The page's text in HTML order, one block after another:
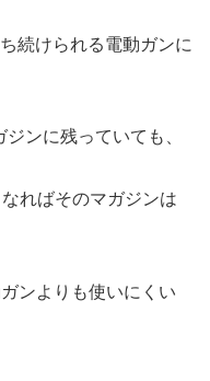
続けられる電動ガンに
ンに残っていても、
ればそのマガジンは
ンよりも使いにくい